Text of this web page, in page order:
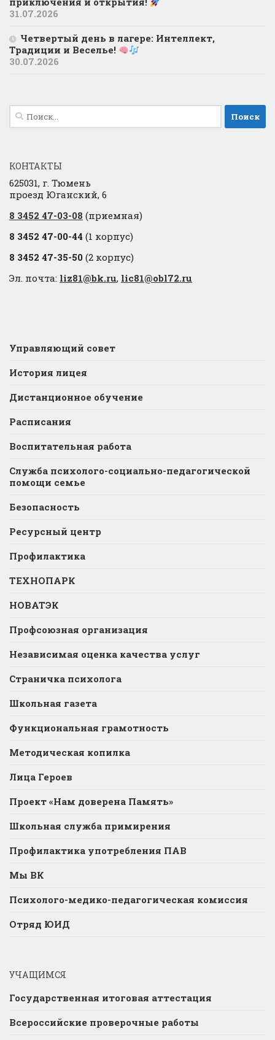
31.07.2026
Четвертый день в лагере: Интеллект,
Традиции и Веселье!
30.07.2026
Найти:
КОНТАКТЫ
625031, г. Тюмень
проезд Юганский, 6
8 3452 47-03-08 (приемная)
8 3452 47-00-44 (1 корпус)
8 3452 47-35-50 (2 корпус)
Эл. почта: liz81@bk.ru, lic81@obl72.ru
Управляющий совет
История лицея
Дистанционное обучение
Расписания
Воспитательная работа
Служба психолого-социально-педагогической
помощи семье
Безопасность
Ресурсный центр
Профилактика
ТЕХНОПАРК
НОВАТЭК
Профсоюзная организация
Независимая оценка качества услуг
Страничка психолога
Школьная газета
Функциональная грамотность
Методическая копилка
Лица Героев
Проект «Нам доверена Память»
Школьная служба примирения
Профилактика употребления ПАВ
Мы ВК
Психолого-медико-педагогическая комиссия
Отряд ЮИД
УЧАЩИМСЯ
Государственная итоговая аттестация
Всероссийские проверочные работы